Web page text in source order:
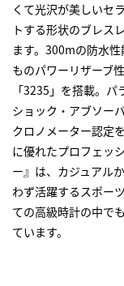
くて光沢が美しいセ
トする形状のブレス
ます。300mの防水
ものパワーリザーブ
「3235」を搭載。
ショック・アブソー
クロノメーター認定
に優れたプロフェッ
ー』は、カジュアル
わず活躍するスポー
ての高級時計の中で
ています。